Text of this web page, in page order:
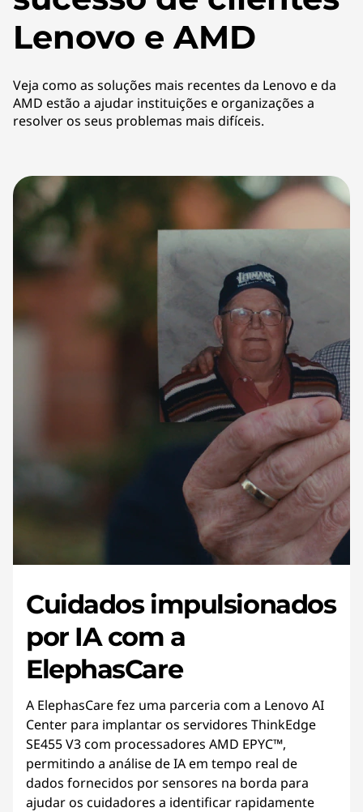
Lenovo e AMD
Veja como as soluções mais recentes da Lenovo e da
AMD estão a ajudar instituições e organizações a
resolver os seus problemas mais difíceis.
Cuidados impulsionados
por IA com a
ElephasCare
A ElephasCare fez uma parceria com a Lenovo AI
Center para implantar os servidores ThinkEdge
SE455 V3 com processadores AMD EPYC™,
permitindo a análise de IA em tempo real de
dados fornecidos por sensores na borda para
ajudar os cuidadores a identificar rapidamente